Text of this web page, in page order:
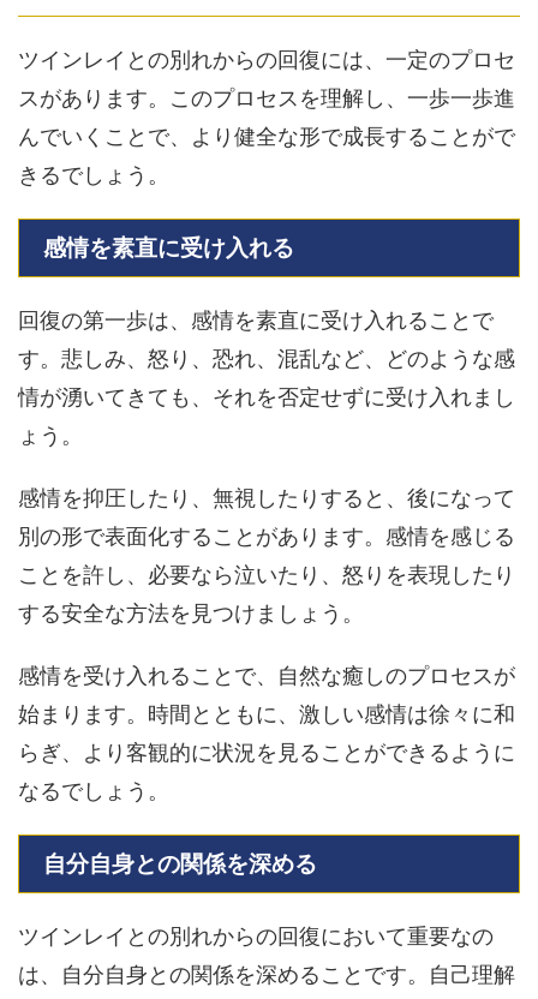
ツインレイとの別れからの回復には、一定のプロセ
スがあります。このプロセスを理解し、一歩一歩進
んでいくことで、より健全な形で成長することがで
きるでしょう。
感情を素直に受け入れる
回復の第一歩は、感情を素直に受け入れることで
す。悲しみ、怒り、恐れ、混乱など、どのような感
情が湧いてきても、それを否定せずに受け入れまし
ょう。
感情を抑圧したり、無視したりすると、後になって
別の形で表面化することがあります。感情を感じる
ことを許し、必要なら泣いたり、怒りを表現したり
する安全な方法を見つけましょう。
感情を受け入れることで、自然な癒しのプロセスが
始まります。時間とともに、激しい感情は徐々に和
らぎ、より客観的に状況を見ることができるように
なるでしょう。
自分自身との関係を深める
ツインレイとの別れからの回復において重要なの
は、自分自身との関係を深めることです。自己理解